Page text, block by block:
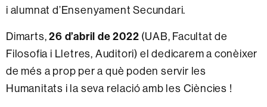
i alumnat d’Ensenyament Secundari.
Dimarts,26 d’abril de 2022 (UAB, Facultat de
Filosofia i Lletres, Auditori) el dedicarem a conèixer
de més a prop per a què poden servir les
Humanitats i la seva relació amb les Ciències !